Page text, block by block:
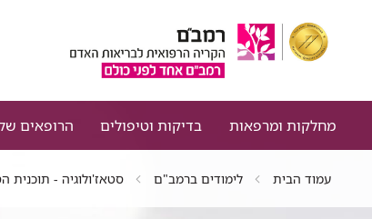
מחלקות ומרפאות בדיקות וטיפולים הרופאים
עמוד הבית לימודים ברמב"ם סטאז'ולוגיה -